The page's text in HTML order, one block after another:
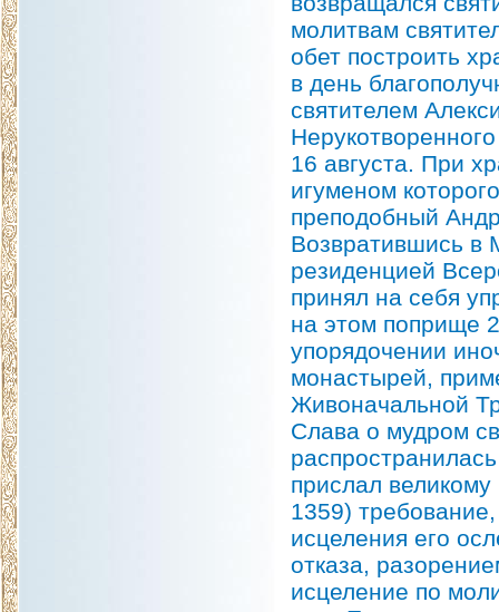
молитвам
обет построить
в день
святителем
16 августа. При
игуменом
преподобный
Возвратившись в
резиденцией
принял на себя
на этом поприще
упорядочении
монастырей,
Живоначальной
Слава о мудром
прислал
1359)
исцеления его
отказа,
исцеление по